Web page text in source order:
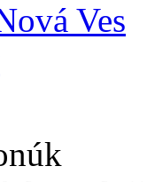
Ves